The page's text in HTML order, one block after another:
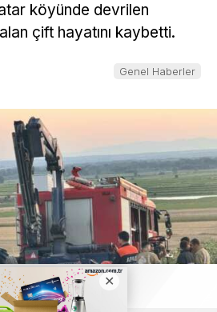
köyünde devrilen
çift hayatını kaybetti.
Genel Haberler